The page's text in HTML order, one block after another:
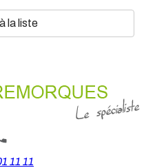
la liste
11 11